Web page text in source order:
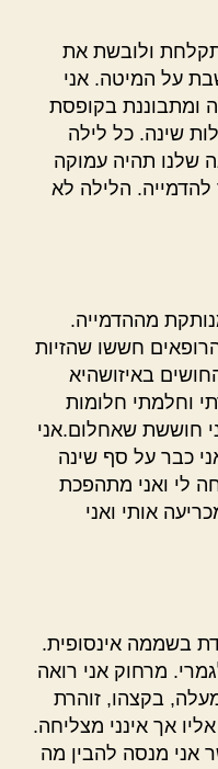
ולובשת את
על המיטה. אני
ומתבוננת בקופסת
שינה. כל לילה
שלנו תהיה עמוקה
הלילה לא
מההדמייה.
חששו שהזיות
באיזושהיא
וחלמתי חלומות
חוששת שאחלום.אני
כבר על סף שינה
לי ואני מתהפכת
אותי ואני
בשממה אינסופית.
מרחוק אני רואה
בקצהו, זוהרת
אך אינני מצליחה.
אני מנסה להבין מה